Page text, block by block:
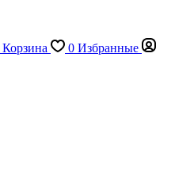
Корзина 0 Избранные